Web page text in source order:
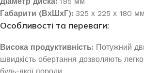
Габарити (ВхШхГ): 325 х 225 х 180 мм
Особливості та переваги:
Висока продуктивність: Потужний
швидкість обертання дозволяють